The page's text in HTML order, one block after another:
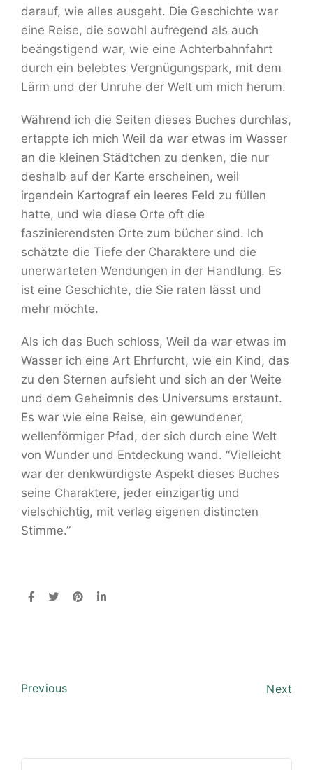
darauf, wie alles ausgeht. Die Geschichte war
eine Reise, die sowohl aufregend als auch
beängstigend war, wie eine Achterbahnfahrt
durch ein belebtes Vergnügungspark, mit dem
Lärm und der Unruhe der Welt um mich herum.
Während ich die Seiten dieses Buches durchlas,
ertappte ich mich Weil da war etwas im Wasser
an die kleinen Städtchen zu denken, die nur
deshalb auf der Karte erscheinen, weil
irgendein Kartograf ein leeres Feld zu füllen
hatte, und wie diese Orte oft die
faszinierendsten Orte zum bücher sind. Ich
schätzte die Tiefe der Charaktere und die
unerwarteten Wendungen in der Handlung. Es
ist eine Geschichte, die Sie raten lässt und
mehr möchte.
Als ich das Buch schloss, Weil da war etwas im
Wasser ich eine Art Ehrfurcht, wie ein Kind, das
zu den Sternen aufsieht und sich an der Weite
und dem Geheimnis des Universums erstaunt.
Es war wie eine Reise, ein gewundener,
wellenförmiger Pfad, der sich durch eine Welt
von Wunder und Entdeckung wand. “Vielleicht
war der denkwürdigste Aspekt dieses Buches
seine Charaktere, jeder einzigartig und
vielschichtig, mit verlag eigenen distincten
Stimme.”
Previous Next